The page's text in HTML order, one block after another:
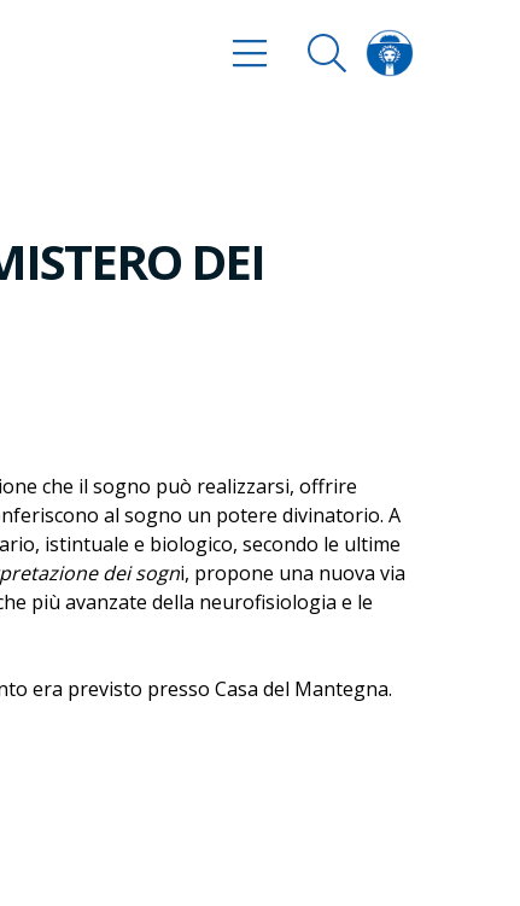
DEI
che il sogno può realizzarsi, offrire
al sogno un potere divinatorio. A
istintuale e biologico, secondo le ultime
dei sogni, propone una nuova via
più avanzate della neurofisiologia e le
era previsto presso Casa del Mantegna.